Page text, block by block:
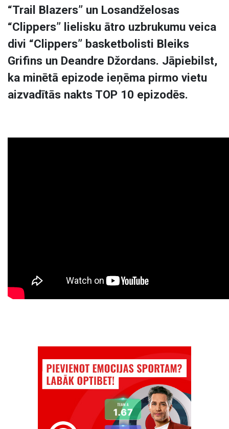
“Trail Blazers” un Losandželosas
“Clippers” lielisku ātro uzbrukumu veica
divi “Clippers” basketbolisti Bleiks
Grifins un Deandre Džordans. Jāpiebilst,
ka minētā epizode ieņēma pirmo vietu
aizvadītās nakts TOP 10 epizodēs.